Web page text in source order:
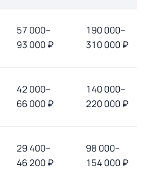
57 000–
93 000 ₽
190 000–
310 000 ₽
42 000–
66 000 ₽
140 000–
220 000 ₽
29 400–
46 200 ₽
98 000–
154 000 ₽